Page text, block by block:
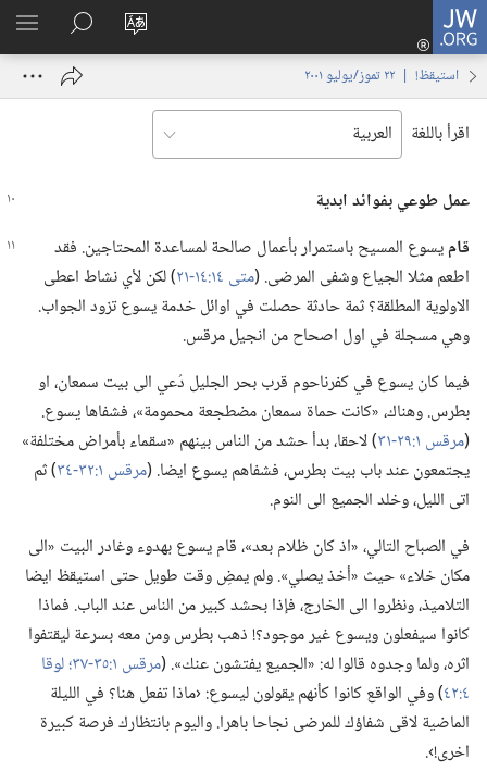
JW.ORG
تغيير
الموقع
تسجيل
الدخول
نافذة
البحث
في
JW.‎ORG
استيقظ‏!‏ | ‏‎٢٢‏ ‏‎تموز/يوليو‏ ‎٢٠٠١
اقرأ باللغة
عمل طوعي بفوائد ابدية
قاميسوع المسيح باستمرار بأعمال صالحة لمساعدة المحتاجين.‏ فقد
اطعم مثلا الجياع وشفى المرضى.‏ (‏متى ١٤:‏١٤-‏٢١
‏)‏ لكن لأي نشاط اعطى
الاولوية المطلقة؟‏ ثمة حادثة حصلت في اوائل خدمة يسوع تزود الجواب.‏
وهي مسجلة في اول اصحاح من انجيل مرقس.‏
فيما كان يسوع في كفرناحوم قرب بحر الجليل دُعي الى بيت سمعان،‏ او
بطرس.‏ وهناك،‏ «كانت حماة سمعان مضطجعة محمومة»،‏ فشفاها يسوع.‏
(‏مرقس ١:‏٢٩-‏٣١
‏)‏ لاحقا،‏ بدأ حشد من الناس بينهم «سقماء بأمراض مختلفة»
يجتمعون عند باب بيت بطرس،‏ فشفاهم يسوع ايضا.‏ (‏مرقس ١:‏٣٢-‏٣٤
‏)‏ ثم
اتى الليل،‏ وخلد الجميع الى النوم.‏
في الصباح التالي،‏ «اذ كان ظلام بعد»،‏ قام يسوع بهدوء وغادر البيت «الى
مكان خلاء» حيث «أخذ يصلي».‏ ولم يمضِ وقت طويل حتى استيقظ ايضا
التلاميذ،‏ ونظروا الى الخارج،‏ فإذا بحشد كبير من الناس عند الباب.‏ فماذا
كانوا سيفعلون ويسوع غير موجود؟‏!‏ ذهب بطرس ومن معه بسرعة ليقتفوا
اثره،‏ ولما وجدوه قالوا له:‏ «الجميع يفتشون عنك».‏ (‏مرقس ١:‏٣٥-‏٣٧؛‏
لوقا
٤:‏٤٢
‏)‏ وفي الواقع كانوا كأنهم يقولون ليسوع:‏ ‹ماذا تفعل هنا؟‏ في الليلة
الماضية لاقى شفاؤك للمرضى نجاحا باهرا.‏ واليوم بانتظارك فرصة كبيرة
اخرى!‏›.‏